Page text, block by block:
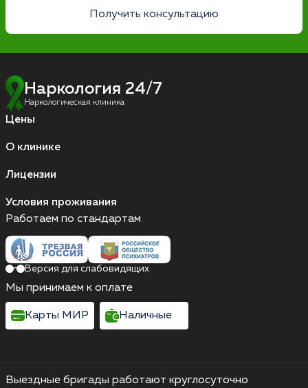
Получить консультацию
Наркология 24/7
Наркологическая клиника
Цены
О клинике
Лицензии
Условия проживания
Выездные бригады работают круглосуточно
Работаем по стандартам
Версия для слабовидящих
Мы принимаем к оплате
Карты МИР Наличные